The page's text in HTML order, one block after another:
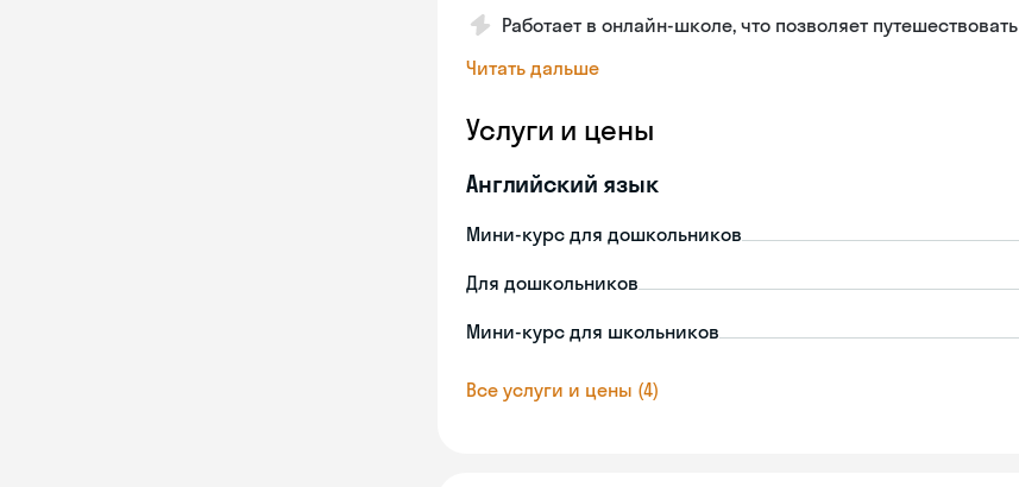
Работает в онлайн-школе, что позволяет путешествовать
Читать дальше
Услуги и цены
Английский язык
Мини-курс для дошкольников
Для дошкольников
Мини-курс для школьников
Все услуги и цены (4)